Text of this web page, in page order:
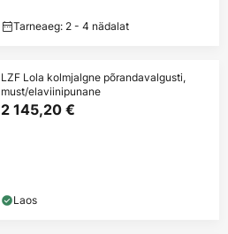
Tarneaeg: 2 - 4 nädalat
LZF Lola kolmjalgne põrandavalgusti,
must/elaviinipunane
2 145,20 €
Laos